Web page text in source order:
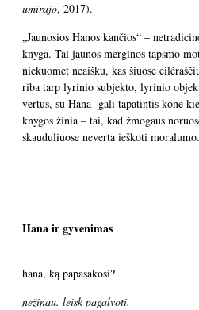
umirajo, 2017).
„Jaunosios Hanos kančios“ –
knyga. Tai jaunos merginos tapsmo
niekuomet neaišku, kas šiuose
riba tarp lyrinio subjekto, lyrinio
vertus, su Hana gali tapatintis kone
knygos žinia – tai, kad žmogaus
skauduliuose neverta ieškoti moralumo.
Hana ir gyvenimas
hana, ką papasakosi?
nežinau. leisk pagalvoti.